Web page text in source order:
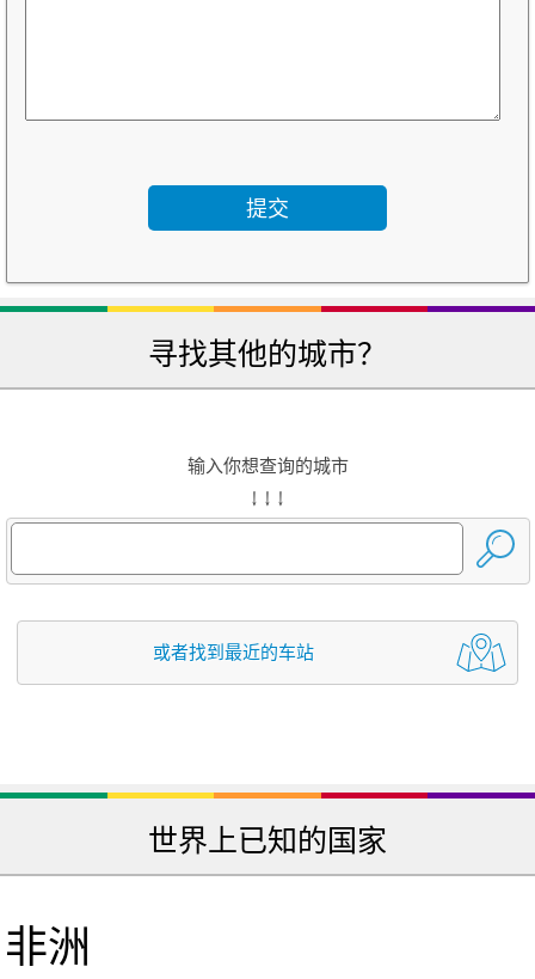
寻找其他的城市？
输入你想查询的城市
↓ ↓ ↓
或者找到最近的车站
世界上已知的国家
非洲